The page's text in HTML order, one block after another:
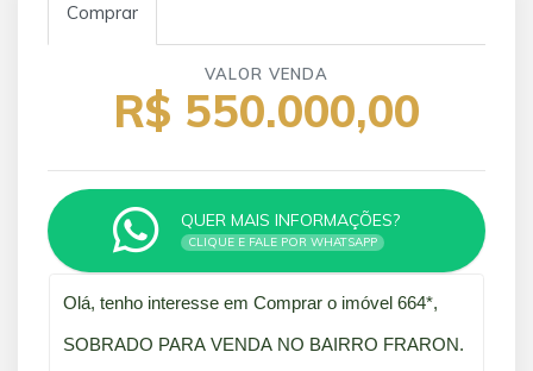
Comprar
VALOR VENDA
R$ 550.000,00
QUER MAIS INFORMAÇÕES?
CLIQUE E FALE POR WHATSAPP